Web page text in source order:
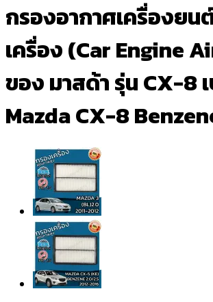
กรองอากาศเครื่องยน
เครื่อง (Car Engine
ของ มาสด้า รุ่น CX-8
Mazda CX-8